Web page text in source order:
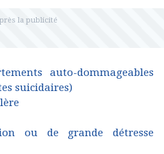
auto-dommageables
suicidaires)
ou de grande détresse